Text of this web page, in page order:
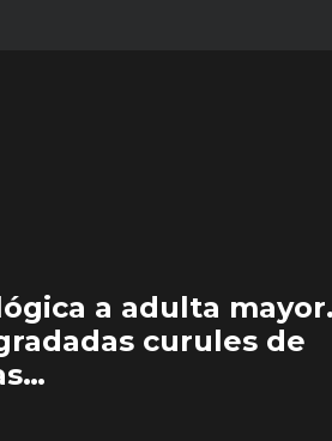
a adulta
curules de